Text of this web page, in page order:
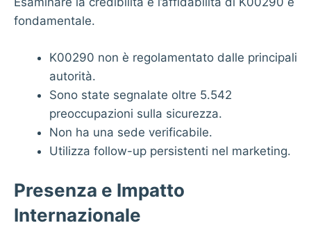
fondamentale.
K00290 non è regolamentato dalle principali
autorità.
Sono state segnalate oltre 5.542
preoccupazioni sulla sicurezza.
Non ha una sede verificabile.
Utilizza follow-up persistenti nel marketing.
Presenza e Impatto
Internazionale